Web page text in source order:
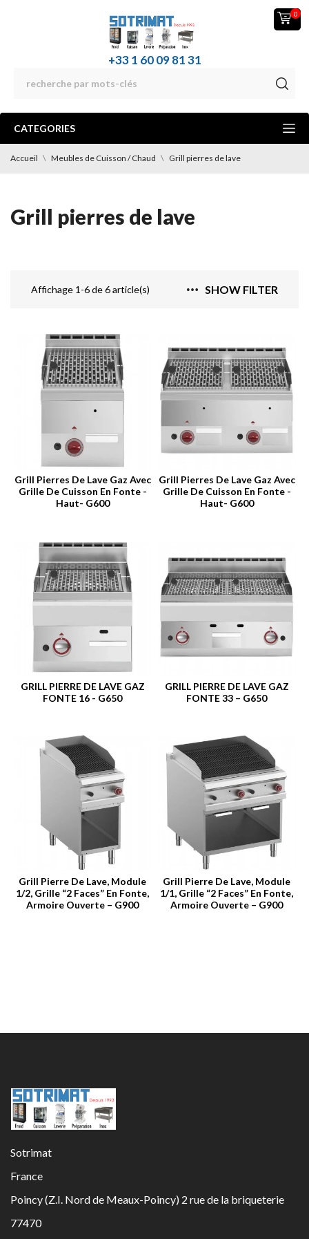
0
+33 1 60 09 81 31
CATEGORIES
Accueil Meubles de Cuisson / Chaud Grill pierres de lave
Grill pierres de lave
SHOW FILTER
Affichage 1-6 de 6 article(s)
Grill Pierres De Lave Gaz Avec
Grille De Cuisson En Fonte -
Haut- G600
Grill Pierres De Lave Gaz Avec
Grille De Cuisson En Fonte -
Haut- G600
GRILL PIERRE DE LAVE GAZ
FONTE 16 - G650
GRILL PIERRE DE LAVE GAZ
FONTE 33 – G650
Grill Pierre De Lave, Module
1/2, Grille “2 Faces” En Fonte,
Armoire Ouverte – G900
Grill Pierre De Lave, Module
1/1, Grille “2 Faces” En Fonte,
Armoire Ouverte – G900
Sotrimat
France
Poincy (Z.I. Nord de Meaux-Poincy) 2 rue de la briqueterie
77470